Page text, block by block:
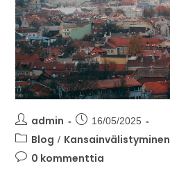
admin 16/05/2025
Blog / Kansainvälistyminen
0 kommenttia